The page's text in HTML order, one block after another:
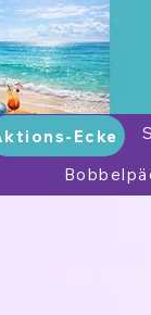
Ecke
Ecke